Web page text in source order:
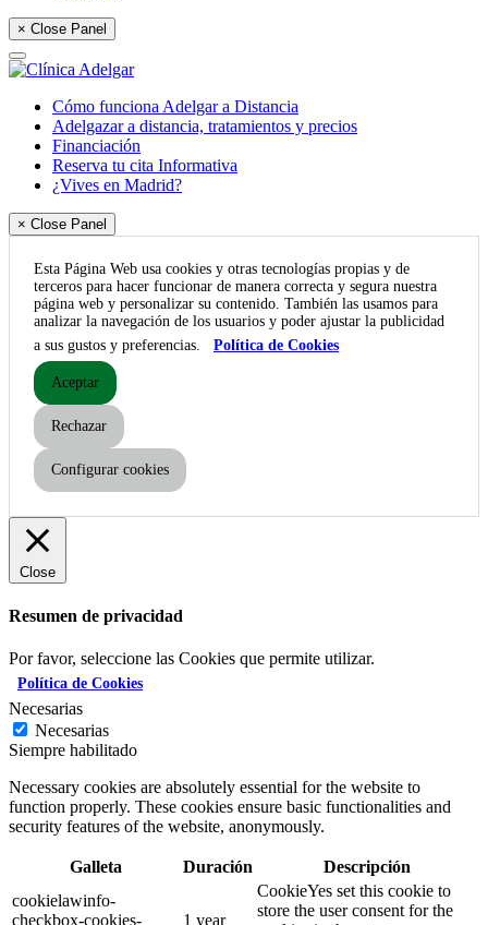
× Close Panel
Cómo funciona Adelgar a Distancia
Adelgazar a distancia, tratamientos y precios
Financiación
Reserva tu cita Informativa
¿Vives en Madrid?
× Close Panel
Esta Página Web usa cookies y otras tecnologías propias y de
terceros para hacer funcionar de manera correcta y segura nuestra
página web y personalizar su contenido. También las usamos para
analizar la navegación de los usuarios y poder ajustar la publicidad
a sus gustos y preferencias.
Política de Cookies
Aceptar
Rechazar
Configurar cookies
Close
Resumen de privacidad
Por favor, seleccione las Cookies que permite utilizar.
Política de Cookies
Necesarias
Necesarias
Siempre habilitado
Necessary cookies are absolutely essential for the website to
function properly. These cookies ensure basic functionalities and
security features of the website, anonymously.
Galleta Duración
Descripción
cookielawinfo-
checkbox-cookies-
1 year
CookieYes set this cookie to
store the user consent for the